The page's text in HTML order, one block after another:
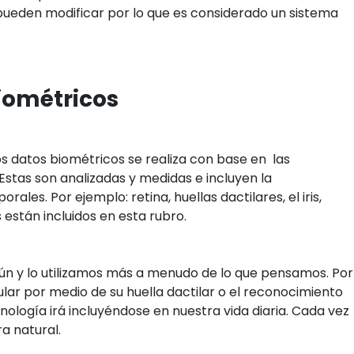
modificar por lo que es considerado un sistema
datos biométricos se realiza con base en las
son analizadas y medidas e incluyen la
Por ejemplo: retina, huellas dactilares, el iris,
incluidos en esta rubro.
y lo utilizamos más a menudo de lo que pensamos. Por
por medio de su huella dactilar o el reconocimiento
irá incluyéndose en nuestra vida diaria. Cada vez
natural.